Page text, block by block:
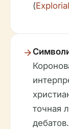
(
точная
дебатов.